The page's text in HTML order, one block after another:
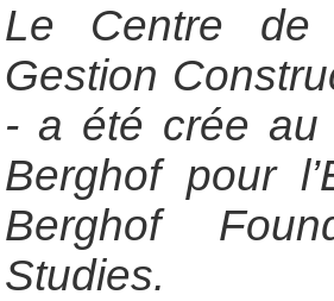
Le Centre de
Gestion
- a été crée au
Berghof pour
Berghof
Studies.